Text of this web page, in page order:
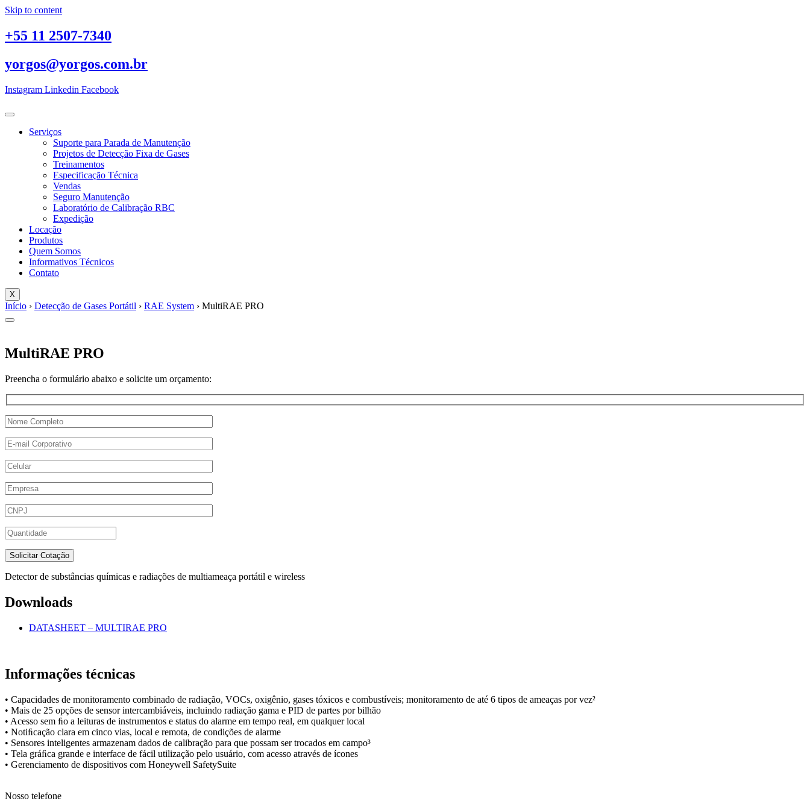
Skip to content
+55 11 2507-7340
yorgos@yorgos.com.br
Instagram Linkedin Facebook
Serviços
Suporte para Parada de Manutenção
Projetos de Detecção Fixa de Gases
Treinamentos
Especificação Técnica
Vendas
Seguro Manutenção
Laboratório de Calibração RBC
Expedição
Locação
Produtos
Quem Somos
Informativos Técnicos
Contato
X
Início › Detecção de Gases Portátil › RAE System › MultiRAE PRO
MultiRAE PRO
Preencha o formulário abaixo e solicite um orçamento:
Detector de substâncias químicas e radiações de multiameaça portátil e wireless
Downloads
DATASHEET – MULTIRAE PRO
Informações técnicas
• Capacidades de monitoramento combinado de radiação, VOCs, oxigênio, gases tóxicos e combustíveis; monitoramento de até 6 tipos de ameaças por vez²
• Mais de 25 opções de sensor intercambiáveis, incluindo radiação gama e PID de partes por bilhão
• Acesso sem ﬁo a leituras de instrumentos e status do alarme em tempo real, em qualquer local
• Notiﬁcação clara em cinco vias, local e remota, de condições de alarme
• Sensores inteligentes armazenam dados de calibração para que possam ser trocados em campo³
• Tela gráﬁca grande e interface de fácil utilização pelo usuário, com acesso através de ícones
• Gerenciamento de dispositivos com Honeywell SafetySuite
Nosso telefone